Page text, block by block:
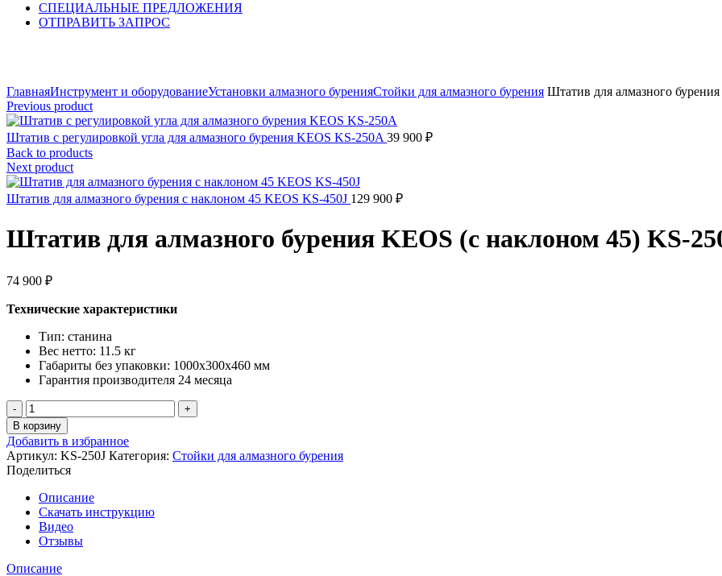
СПЕЦИАЛЬНЫЕ ПРЕДЛОЖЕНИЯ
ОТПРАВИТЬ ЗАПРОС
ГлавнаяИнструмент и оборудованиеУстановки алмазного буренияСтойки для алмазного бурения Штатив для алмазного
Previous product
Штатив с регулировкой угла для алмазного бурения KEOS KS-250A 39 900 ₽
Back to products
Next product
Штатив для алмазного бурения с наклоном 45 KEOS KS-450J 129 900 ₽
Штатив для алмазного бурения KEOS (с наклоном 45) KS-
74 900 ₽
Технические характеристики
Тип: станина
Вес нетто: 11.5 кг
Габариты без упаковки: 1000х300х460 мм
Гарантия производителя 24 месяца
Количество
товара
Штатив
для
алмазного
бурения
KEOS
(с
наклоном
45)
KS-
250J
В корзину
Добавить в избранное
Артикул: KS-250J Категория: Стойки для алмазного бурения
Поделиться
Описание
Скачать инструкцию
Видео
Отзывы
Описание